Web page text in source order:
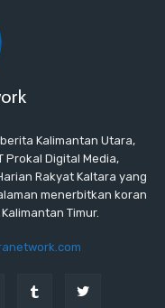
berita Kalimantan Utara,
Prokal Digital Media,
Rakyat Kaltara yang
menerbitkan koran
Timur.